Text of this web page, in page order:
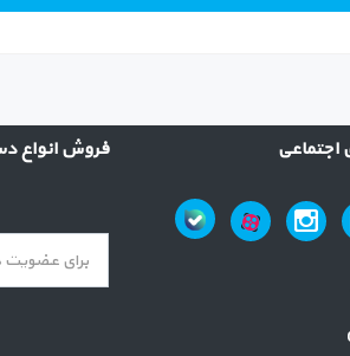
اجتماعی فروش انواع